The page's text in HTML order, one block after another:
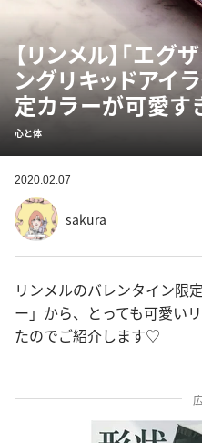
【リンメル】「エグ
ングリキッドアイ
定カラーが可愛
心と体
2020.02.07
sakura
リンメルのバレンタイン限
ー」から、とっても可愛い
たのでご紹介します♡